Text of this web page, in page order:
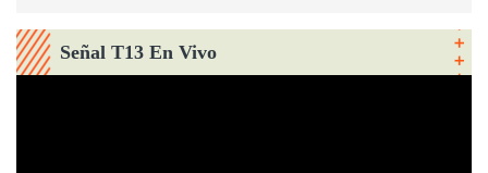
Señal T13 En Vivo